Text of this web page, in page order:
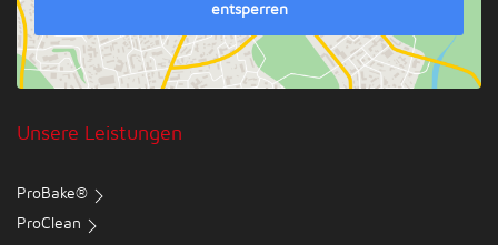
entsperren
Unsere Leistungen
ProBake®
ProClean